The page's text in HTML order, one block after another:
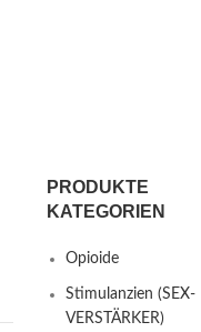
PRODUKTE
KATEGORIEN
Opioide
Stimulanzien (SEX-
VERSTÄRKER)